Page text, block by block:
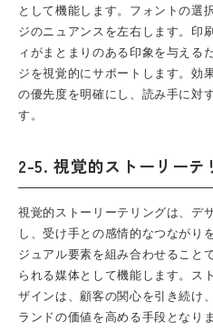
として機能します。フォントの選
ジのニュアンスを左右します。印
ィがまとまりのある印象を与える
ジを視覚的にサポートします。効
の優先度を明確にし、読み手に対
す。
2-5. 視覚的ストーリーテ
視覚的ストーリーテリングは、デ
し、受け手との感情的なつながり
ジュアル要素を組み合わせること
られる媒体として機能します。ス
ザインは、顧客の関心を引き続け
ランドの価値を高める手段となりま